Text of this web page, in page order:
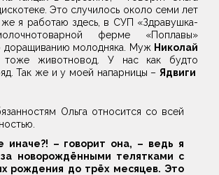
Это случилось около семи лет
же я работаю здесь, в СУП «Здравушка-
ферме «Поплавы»
доращиванию молодняка. Муж Николай
животновод. У нас как будто
Так же и у моей напарницы – Ядвиги
Ольга относится со всей
иначе?! – говорит она, – ведь я
новорождёнными телятками с
рождения до трёх месяцев. Это